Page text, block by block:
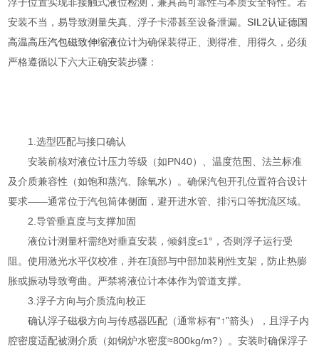
安装不当，易导致测量失真、浮子卡滞甚至设备泄漏。 SIL2认证德国
高温高压汽包磁致伸缩液位计为确保装得正、测得准、用得久，必须
严格遵循以下六大正确安装步骤：
1.选型匹配与接口确认
安装前核对液位计压力等级（如PN40）、温度范围、法兰标准
及介质兼容性（如饱和蒸汽、除氧水）。确保汽包开孔位置符合设计
要求——通常位于汽包筒体侧面，避开进水管、排污口等扰流区域。
2.导管垂直度与支撑加固
液位计测量杆需绝对垂直安装，倾斜度≤1°，否则浮子运行受
阻。使用激光水平仪校准，并在顶部与中部加装刚性支架，防止热膨
胀或振动导致弯曲。严禁将液位计本体作为管道支撑。
3.浮子方向与介质流向校正
确认浮子磁极方向与传感器匹配（通常标有“↑”箭头），且浮子内
腔密度适配被测介质（如锅炉水密度≈800kg/m?）。安装时确保浮子